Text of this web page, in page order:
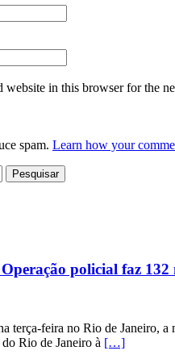
website in this browser for the
spam. Learn how your
policial faz
terça-feira no Rio de Janeiro,
Rio de Janeiro à […]